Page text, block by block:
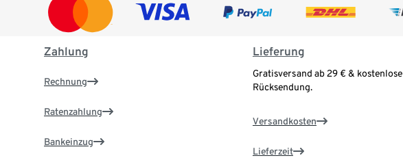
Zahlung
Rechnung
Ratenzahlung
Bankeinzug
Lieferung
Gratisversand ab 29 € & kostenlose
Rücksendung.
Versandkosten
Lieferzeit